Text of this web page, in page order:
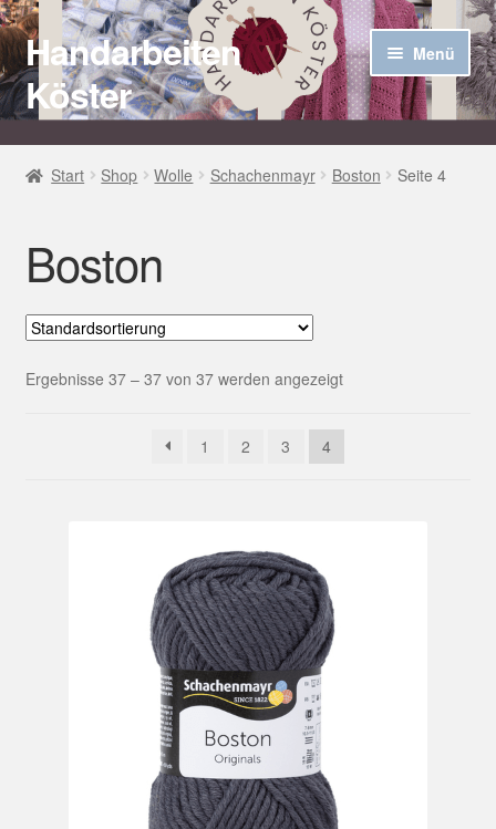
Zur
Navigation
springen
Zum
Inhalt
springen
Handarbeiten
Köster
Menü
Startseite
Aktuelles
Häkel Techniken
Shop
Start Shop Wolle Schachenmayr Boston Seite 4
Boston
Ergebnisse 37 – 37 von 37 werden angezeigt
1 2 3 4